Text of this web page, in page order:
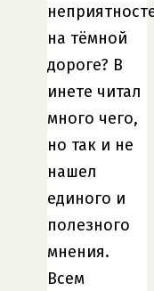
на тёмной
дороге? В
инете читал
много чего,
но так и не
нашел
единого и
полезного
мнения.
Всем